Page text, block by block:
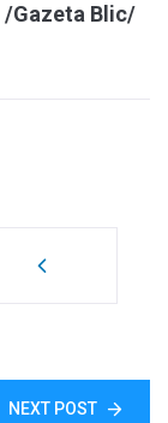
/Gazeta Blic/
NEXT POST